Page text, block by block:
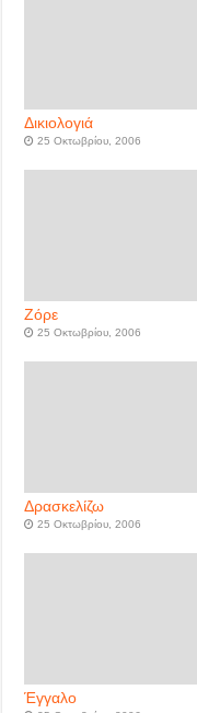
Δικιολογιά
25 Οκτωβρίου, 2006
Ζόρε
25 Οκτωβρίου, 2006
Δρασκελίζω
25 Οκτωβρίου, 2006
Έγγαλο